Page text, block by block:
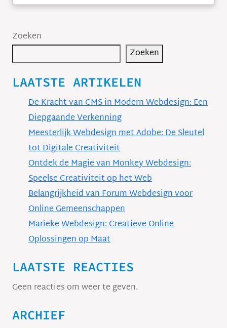
Zoeken
Zoeken
LAATSTE ARTIKELEN
De Kracht van CMS in Modern Webdesign: Een
Diepgaande Verkenning
Meesterlijk Webdesign met Adobe: De Sleutel
tot Digitale Creativiteit
Ontdek de Magie van Monkey Webdesign:
Speelse Creativiteit op het Web
Belangrijkheid van Forum Webdesign voor
Online Gemeenschappen
Marieke Webdesign: Creatieve Online
Oplossingen op Maat
LAATSTE REACTIES
Geen reacties om weer te geven.
ARCHIEF